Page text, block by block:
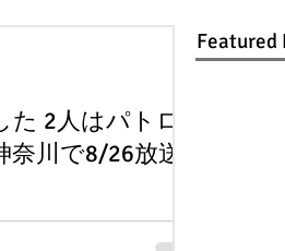
2人はパトロ
川で8/26放送
感激時代～闘神の誕生」イ
」イ･チャンウク 最高視聴
Featured